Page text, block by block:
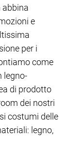
abbina
e
per i
come
legno-
di prodotto
dei nostri
costumi delle
legno,